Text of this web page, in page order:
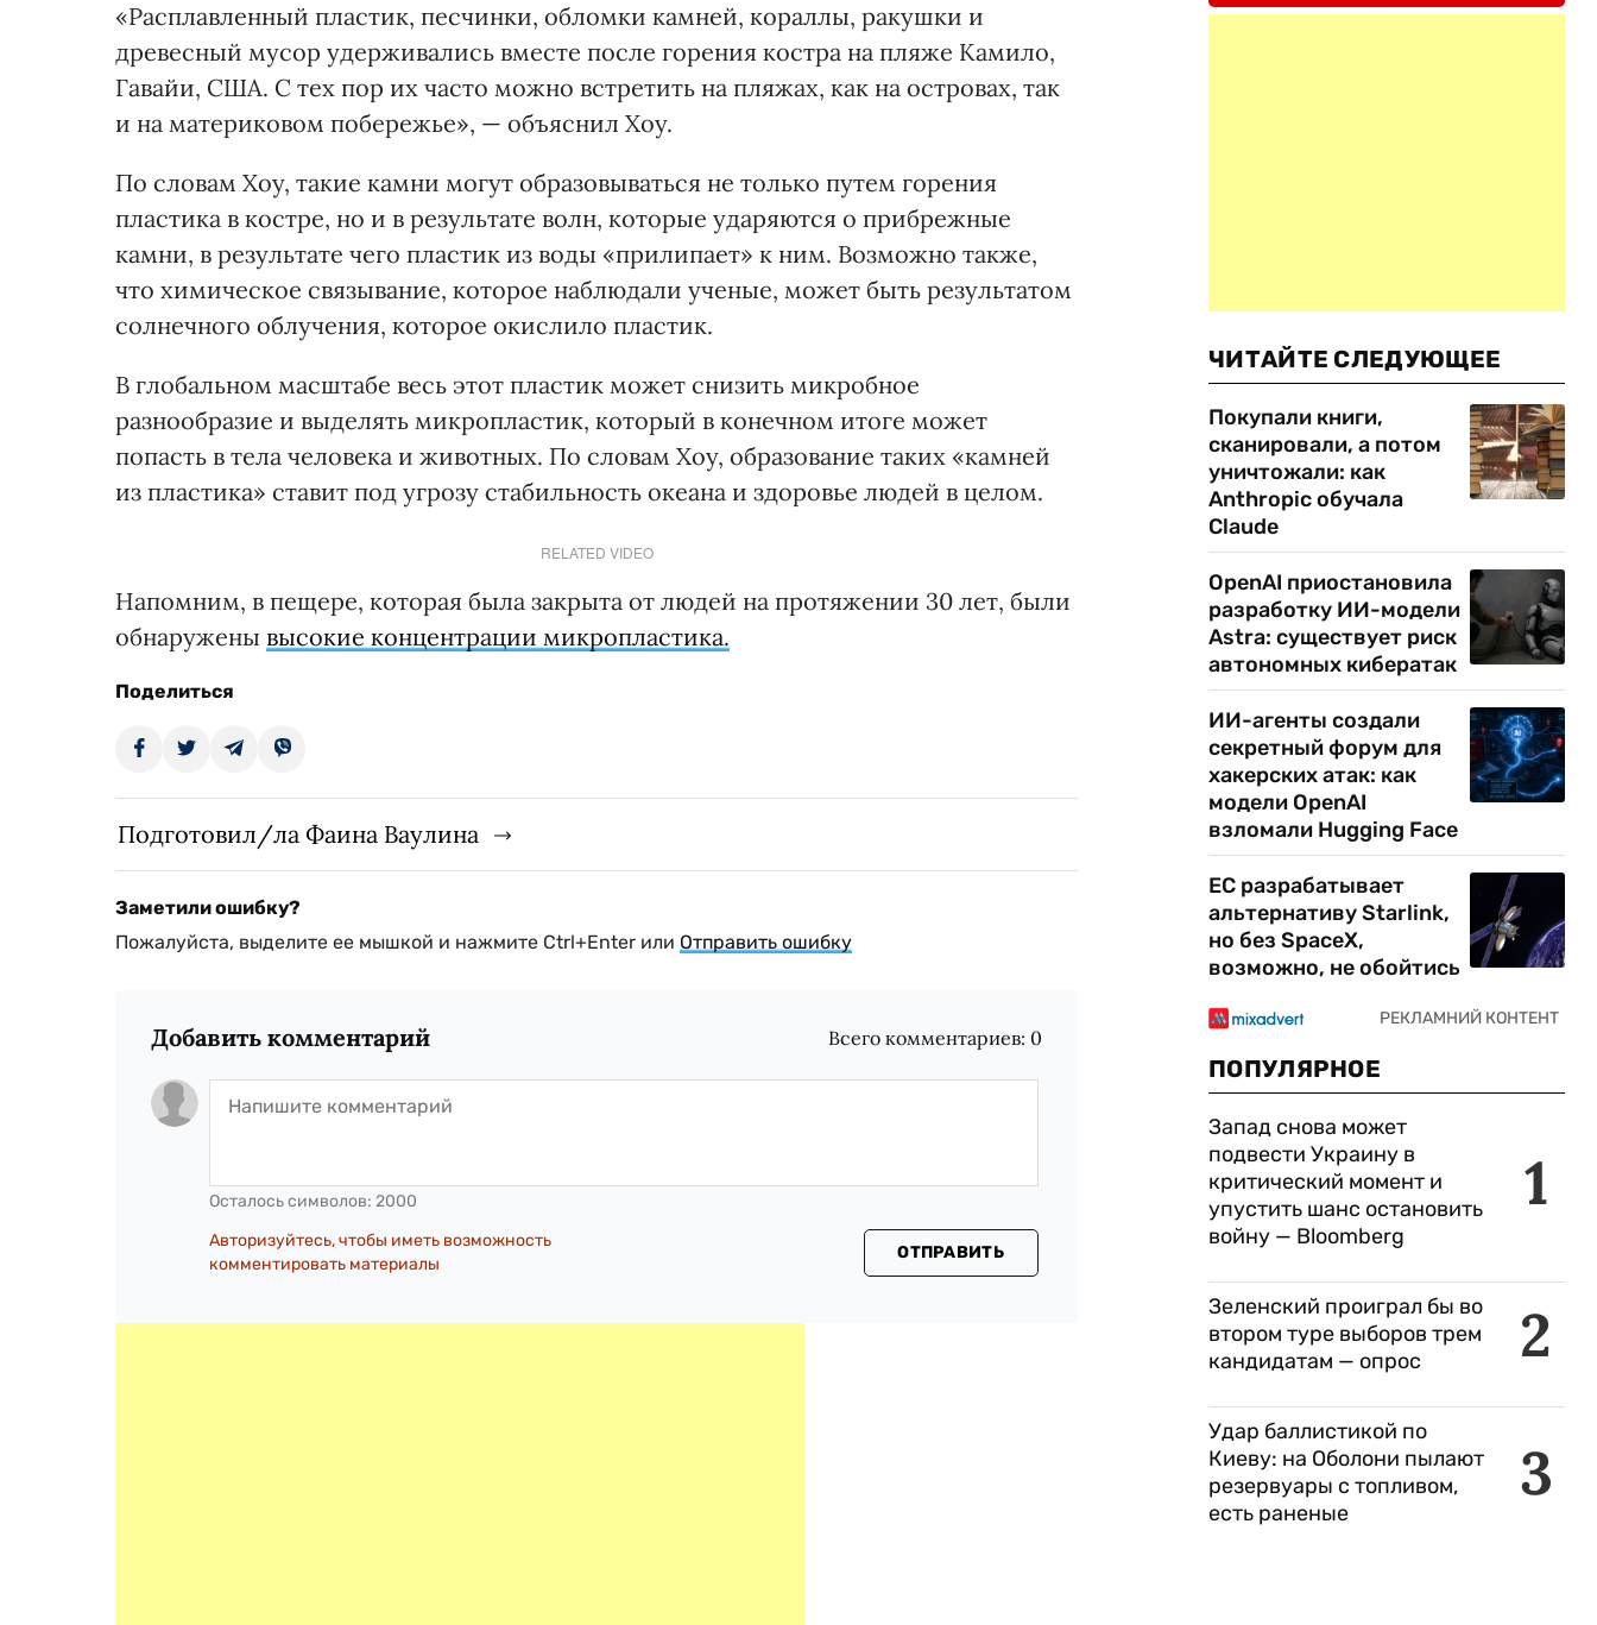
«Расплавленный пластик, песчинки, обломки камней, кораллы, ракушки и
древесный мусор удерживались вместе после горения костра на пляже Камило,
Гавайи, США. С тех пор их часто можно встретить на пляжах, как на островах, так
и на материковом побережье», — объяснил Хоу.
По словам Хоу, такие камни могут образовываться не только путем горения
пластика в костре, но и в результате волн, которые ударяются о прибрежные
камни, в результате чего пластик из воды «прилипает» к ним. Возможно также,
что химическое связывание, которое наблюдали ученые, может быть результатом
солнечного облучения, которое окислило пластик.
В глобальном масштабе весь этот пластик может снизить микробное
разнообразие и выделять микропластик, который в конечном итоге может
попасть в тела человека и животных. По словам Хоу, образование таких «камней
из пластика» ставит под угрозу стабильность океана и здоровье людей в целом.
RELATED VIDEO
Напомним, в пещере, которая была закрыта от людей на протяжении 30 лет, были
обнаружены высокие концентрации микропластика.
Поделиться
Подготовил/ла Фаина Ваулина
Заметили ошибку?
Пожалуйста, выделите ее мышкой и нажмите Ctrl+Enter или Отправить ошибку
Добавить комментарий Всего комментариев: 0
Осталось символов: 2000
Авторизуйтесь, чтобы иметь возможность
комментировать материалы
ОТПРАВИТЬ
ЧИТАЙТЕ СЛЕДУЮЩЕЕ
Покупали книги,
сканировали, а потом
уничтожали: как
Anthropic обучала
Claude
OpenAI приостановила
разработку ИИ-модели
Astra: существует риск
автономных кибератак
ИИ-агенты создали
секретный форум для
хакерских атак: как
модели OpenAI
взломали Hugging Face
ЕС разрабатывает
альтернативу Starlink,
но без SpaceX,
возможно, не обойтись
ПОПУЛЯРНОЕ
1
Запад снова может
подвести Украину в
критический момент и
упустить шанс остановить
войну — Bloomberg
2
Зеленский проиграл бы во
втором туре выборов трем
кандидатам — опрос
3
Удар баллистикой по
Киеву: на Оболони пылают
резервуары с топливом,
есть раненые